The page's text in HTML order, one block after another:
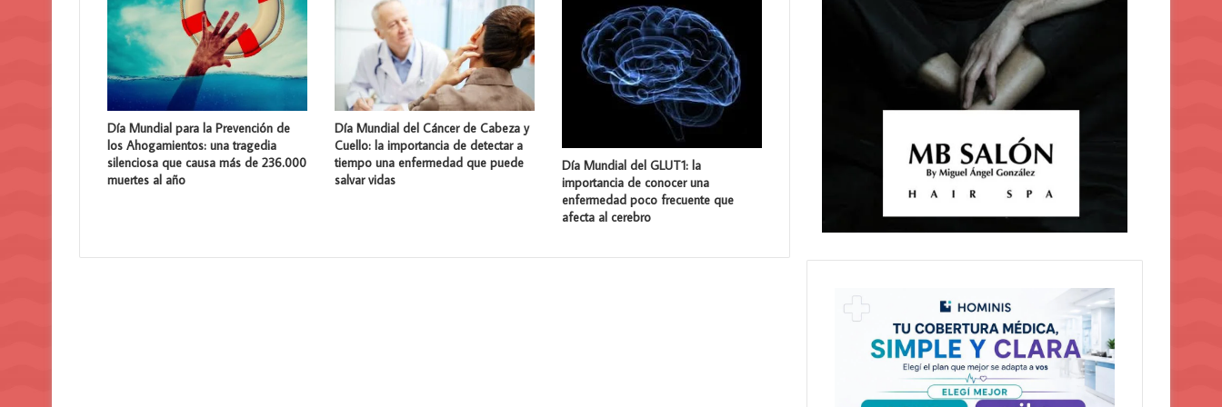
Día Mundial para la Prevención de
los Ahogamientos: una tragedia
silenciosa que causa más de 236.000
muertes al año
Día Mundial del Cáncer de Cabeza y
Cuello: la importancia de detectar a
tiempo una enfermedad que puede
salvar vidas
Día Mundial del GLUT1: la
importancia de conocer una
enfermedad poco frecuente que
afecta al cerebro